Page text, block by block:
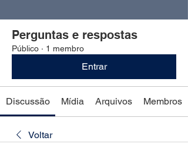
Perguntas e respostas
Público · 1 membro
Entrar
Discussão Mídia Arquivos Membros
Voltar